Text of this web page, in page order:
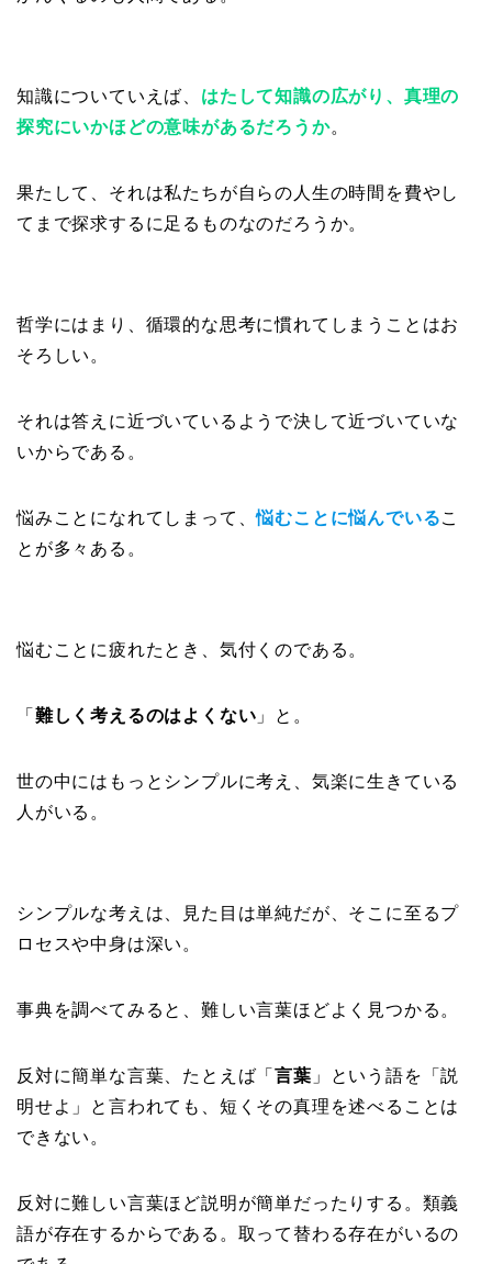
知識についていえば、 はたして知識の広がり、真理の
探究にいかほどの意味があるだろうか。
果たして、それは私たちが自らの人生の時間を費やし
てまで探求するに足るものなのだろうか。
哲学にはまり、循環的な思考に慣れてしまうことはお
そろしい。
それは答えに近づいているようで決して近づいていな
いからである。
悩みことになれてしまって、悩むことに悩んでいるこ
とが多々ある。
悩むことに疲れたとき、気付くのである。
「 難しく考えるのはよくない 」と。
世の中にはもっとシンプルに考え、気楽に生きている
人がいる。
シンプルな考えは、見た目は単純だが、そこに至るプ
ロセスや中身は深い。
事典を調べてみると、難しい言葉ほどよく見つかる。
反対に簡単な言葉、たとえば「言葉 」という語を「説
明せよ」と言われても、短くその真理を述べることは
できない。
反対に難しい言葉ほど説明が簡単だったりする。類義
語が存在するからである。取って替わる存在がいるの